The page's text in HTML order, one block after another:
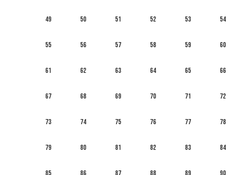
49 50 51 52 53 54
55 56 57 58 59 60
61 62 63 64 65 66
67 68 69 70 71 72
73 74 75 76 77 78
79 80 81 82 83 84
85 86 87 88 89 90